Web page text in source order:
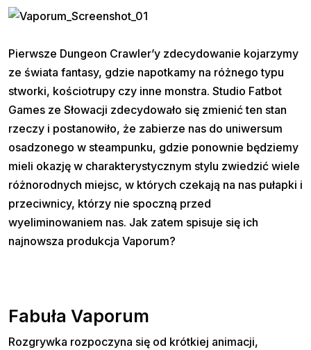
Pierwsze Dungeon Crawler’y zdecydowanie kojarzymy
ze świata fantasy, gdzie napotkamy na różnego typu
stworki, kościotrupy czy inne monstra. Studio Fatbot
Games ze Słowacji zdecydowało się zmienić ten stan
rzeczy i postanowiło, że zabierze nas do uniwersum
osadzonego w steampunku, gdzie ponownie będziemy
mieli okazję w charakterystycznym stylu zwiedzić wiele
różnorodnych miejsc, w których czekają na nas pułapki i
przeciwnicy, którzy nie spoczną przed
wyeliminowaniem nas. Jak zatem spisuje się ich
najnowsza produkcja Vaporum?
Fabuła Vaporum
Rozgrywka rozpoczyna się od krótkiej animacji,